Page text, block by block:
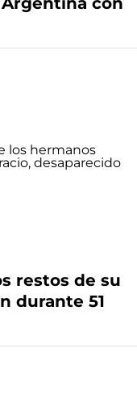
restos de su
durante 51